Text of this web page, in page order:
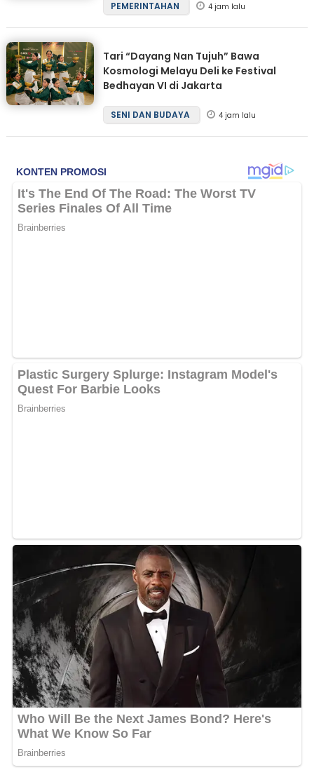
PEMERINTAHAN 4 jam lalu
Tari “Dayang Nan Tujuh” Bawa
Kosmologi Melayu Deli ke Festival
Bedhayan VI di Jakarta
SENI DAN BUDAYA 4 jam lalu